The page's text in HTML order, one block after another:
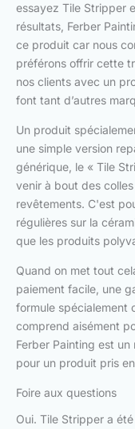
essayez Tile Stripper
résultats, Ferber
ce produit car nous
préférons offrir cette
nos clients avec un
font tant d’autres
Un produit
une simple version
générique, le « Tile
venir à bout des
revêtements. C'est
régulières sur la
que les produits
Quand on met tout
paiement facile, une
formule
comprend aisément
Ferber Painting est un
pour un produit pris
Foire aux questions
Oui. Tile Stripper a